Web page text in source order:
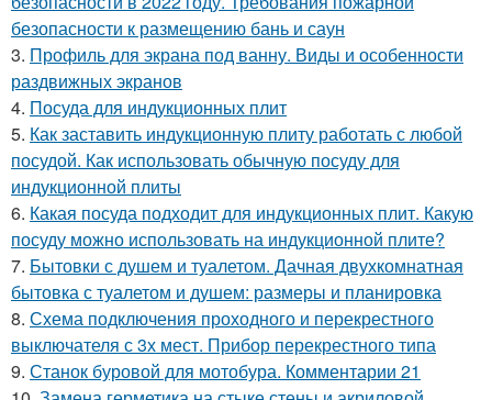
безопасности к размещению бань и саун
3. Профиль для экрана под ванну. Виды и особенности
раздвижных экранов
4. Посуда для индукционных плит
5. Как заставить индукционную плиту работать с любой
посудой. Как использовать обычную посуду для
индукционной плиты
6. Какая посуда подходит для индукционных плит. Какую
посуду можно использовать на индукционной плите?
7. Бытовки с душем и туалетом. Дачная двухкомнатная
бытовка с туалетом и душем: размеры и планировка
8. Схема подключения проходного и перекрестного
выключателя с 3х мест. Прибор перекрестного типа
9. Станок буровой для мотобура. Комментарии 21